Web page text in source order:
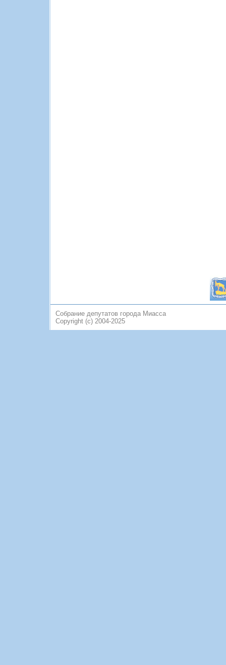
Собрание депутатов города Миасса
Copyright (c) 2004-2025